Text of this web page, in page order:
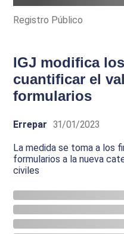
Registro Público
IGJ modifica
cuantificar el
formularios
Errepar 31/01/2023
La medida se toma a los
formularios a la nueva
civiles